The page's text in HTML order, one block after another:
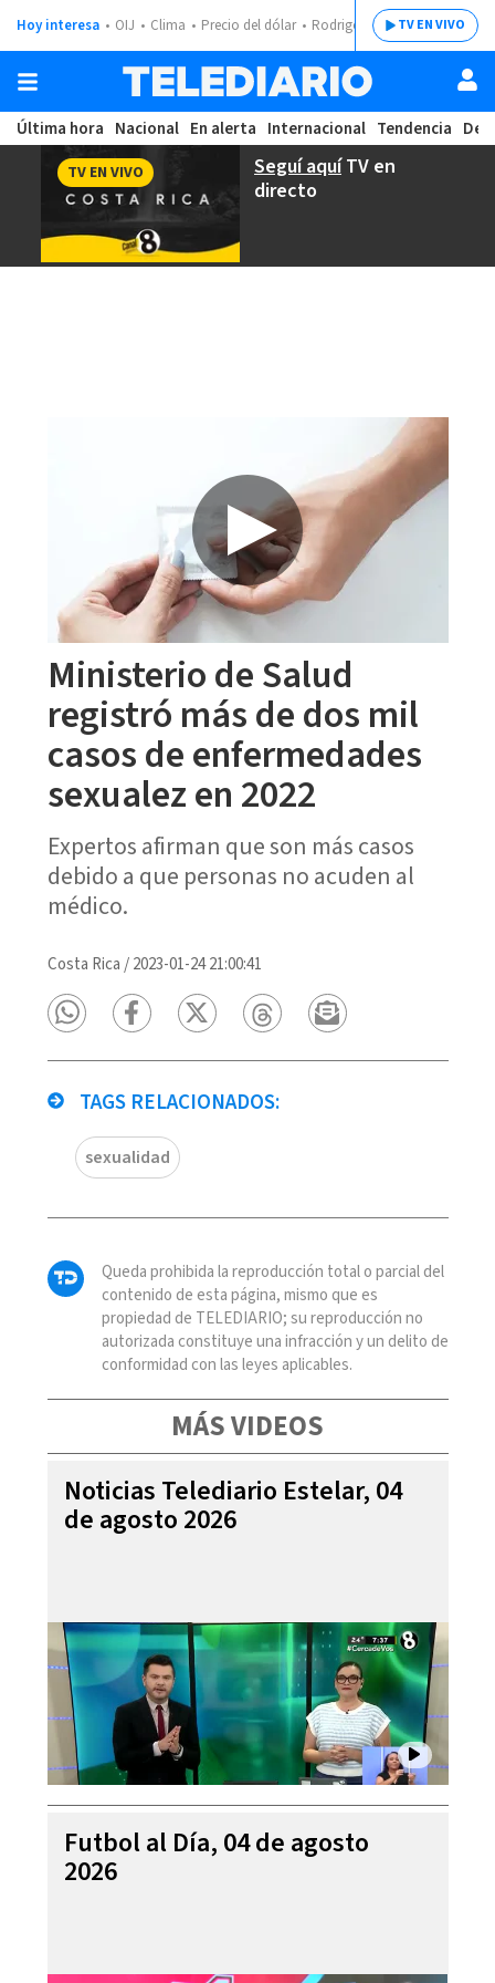
Hoy interesa OIJ Clima Precio del dólar Rodrigo ChavesTV EN VIVO
Última hora Nacional En alerta Internacional Tendencia
Seguí aquíTV en
directo
TV EN VIVO
Ministerio de Salud
registró más de dos mil
casos de enfermedades
sexualez en 2022
Expertos afirman que son más casos
debido a que personas no acuden al
médico.
Costa Rica /2023-01-24 21:00:41
TAGS RELACIONADOS:
sexualidad
Queda prohibida la reproducción total o parcial del
contenido de esta página, mismo que es
propiedad de TELEDIARIO; su reproducción no
autorizada constituye una infracción y un delito de
conformidad con las leyes aplicables.
MÁS VIDEOS
Noticias Telediario Estelar, 04
de agosto 2026
Futbol al Día, 04 de agosto
2026